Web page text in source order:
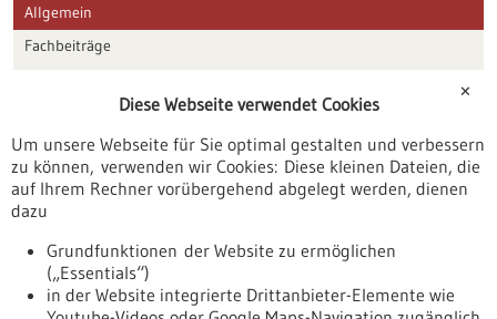
Allgemein
Fachbeiträge
Veranstaltungen
Erscheinungsdatum
✕
Diese Webseite verwendet Cookies
Um unsere Webseite für Sie optimal gestalten und verbessern
zu können, verwenden wir Cookies: Diese kleinen Dateien, die
auf Ihrem Rechner vorübergehend abgelegt werden, dienen
dazu
Grundfunktionen der Website zu ermöglichen
(„Essentials“)
in der Website integrierte Drittanbieter-Elemente wie